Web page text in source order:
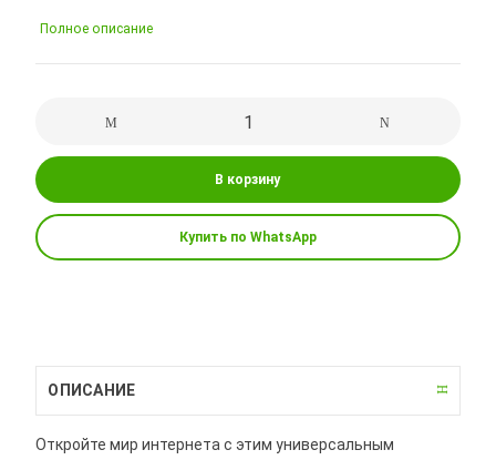
Полное описание
В корзину
Купить по WhatsApp
ОПИСАНИЕ
Откройте мир интернета с этим универсальным